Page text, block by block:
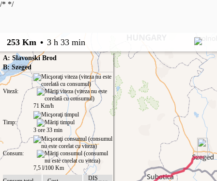
/* */
253 Km • 3 h 33 min
A: Slavonski Brod
B: Szeged
Viteză:
71 Km/h
Timp:
3 ore 33 min
Consum:
7,5 l/100 Km
DIS